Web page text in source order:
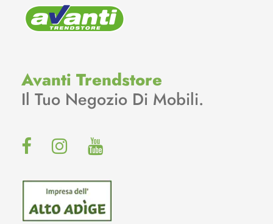
Avanti Trendstore
Il Tuo Negozio Di Mobili.